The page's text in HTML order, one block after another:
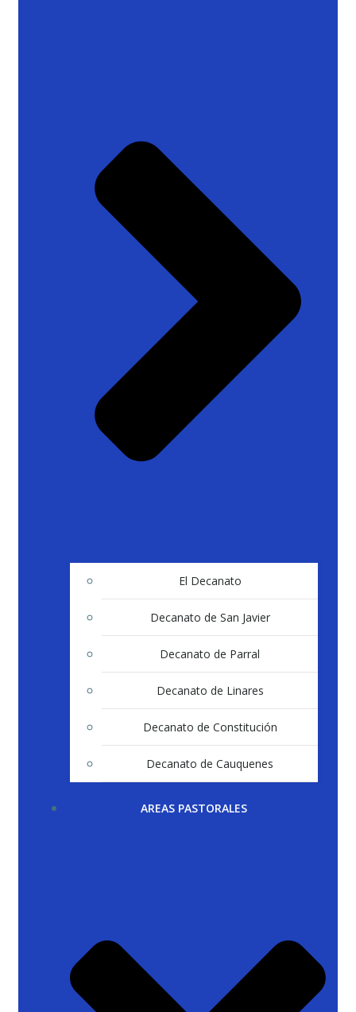
El Decanato
Decanato de San Javier
Decanato de Parral
Decanato de Linares
Decanato de Constitución
Decanato de Cauquenes
AREAS PASTORALES